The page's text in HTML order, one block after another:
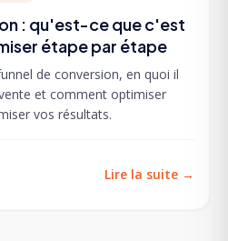
: qu'est-ce que c'est
étape par étape
de conversion, en quoi il
et comment optimiser
vos résultats.
Lire la suite →